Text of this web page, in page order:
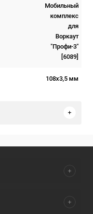
Мобильный
комплекс
для
Воркаут
"Профи-3"
[6089]
108х3,5 мм